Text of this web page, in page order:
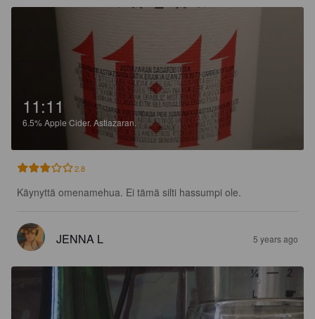
11:11
6.5%Apple Cider. Astiazaran.
2.8
Käynyttä omenamehua. Ei tämä silti hassumpi ole.
JENNA L 5 years ago